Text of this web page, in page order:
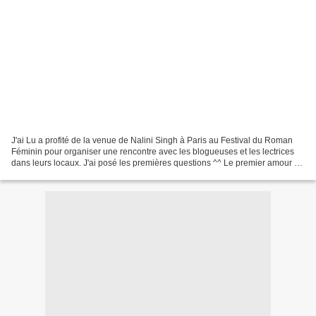
J'ai Lu a profité de la venue de Nalini Singh à Paris au Festival du Roman
Féminin pour organiser une rencontre avec les blogueuses et les lectrices
dans leurs locaux. J'ai posé les premières questions ^^ Le premier amour de